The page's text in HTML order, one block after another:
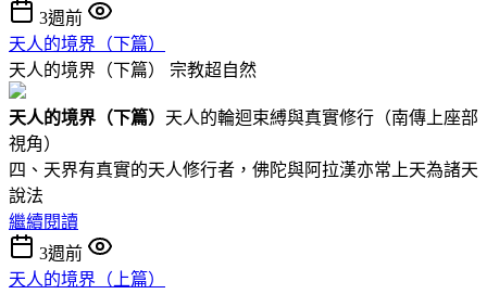
3週前
天人的境界（下篇）
天人的境界（下篇） 宗教超自然
天人的境界（下篇） 天人的輪迴束縛與真實修行（南傳上座部
視角）
四、天界有真實的天人修行者，佛陀與阿拉漢亦常上天為諸天
說法
繼續閱讀
3週前
天人的境界（上篇）